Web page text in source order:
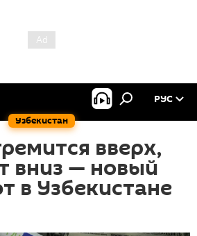
Узбекистан
РУС
вверх,
вниз — новый
в Узбекистане